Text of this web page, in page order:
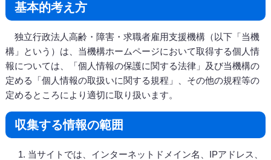
基本的考え方
独立行政法人高齢・障害・求職者雇用支援機構（以下「当機
構」という）は、当機構ホームページにおいて取得する個人情
報については、「個人情報の保護に関する法律」及び当機構の
定める「個人情報の取扱いに関する規程」、その他の規程等の
定めるところにより適切に取り扱います。
収集する情報の範囲
当サイトでは、インターネットドメイン名、IPアドレス、